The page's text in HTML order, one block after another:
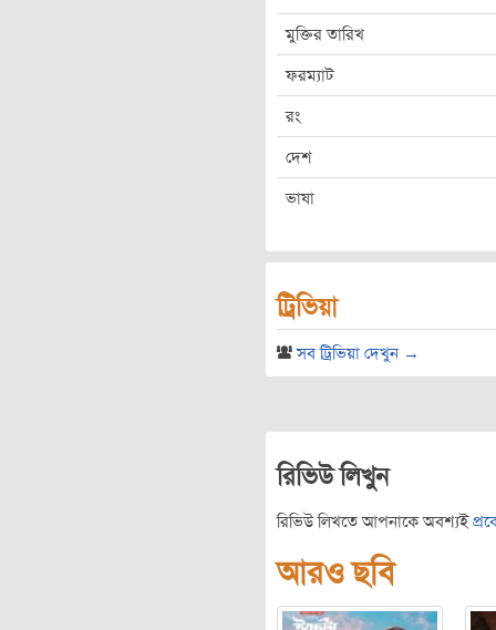
মুক্তির তারিখ
ফরম্যাট
রং
দেশ
ভাষা
ট্রিভিয়া
সব ট্রিভিয়া দেখুন →
রিভিউ লিখুন
রিভিউ লিখতে আপনাকে অবশ্যই
আরও ছবি